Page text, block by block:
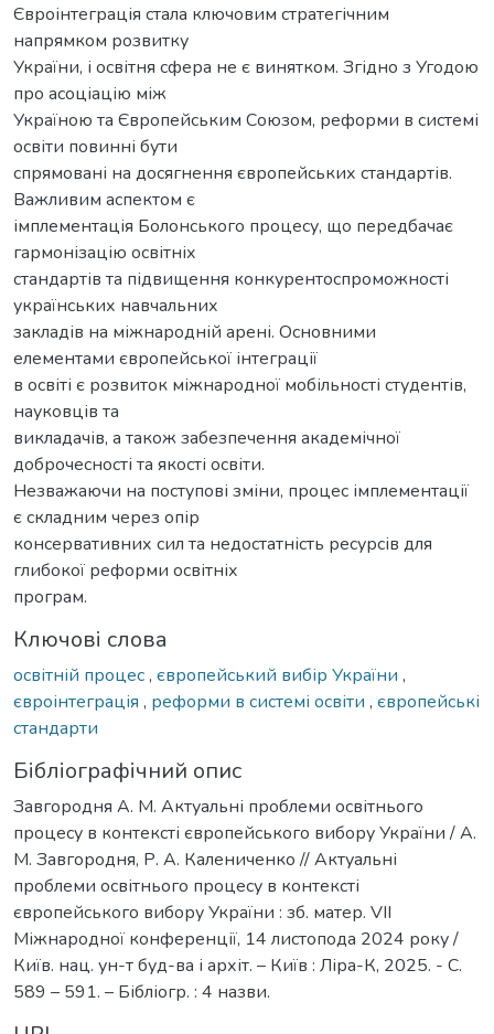
Євроінтеграція стала ключовим стратегічним
напрямком розвитку
України, і освітня сфера не є винятком. Згідно з Угодою
про асоціацію між
Україною та Європейським Союзом, реформи в системі
освіти повинні бути
спрямовані на досягнення європейських стандартів.
Важливим аспектом є
імплементація Болонського процесу, що передбачає
гармонізацію освітніх
стандартів та підвищення конкурентоспроможності
українських навчальних
закладів на міжнародній арені. Основними
елементами європейської інтеграції
в освіті є розвиток міжнародної мобільності студентів,
науковців та
викладачів, а також забезпечення академічної
доброчесності та якості освіти.
Незважаючи на поступові зміни, процес імплементації
є складним через опір
консервативних сил та недостатність ресурсів для
глибокої реформи освітніх
програм.
Ключові слова
освітній процес, європейський вибір України ,
євроінтеграція , реформи в системі освіти , європейські
стандарти
Бібліографічний опис
Завгородня А. М. Актуальні проблеми освітнього
процесу в контексті європейського вибору України / А.
М. Завгородня, Р. А. Калениченко // Актуальні
проблеми освітнього процесу в контексті
європейського вибору України : зб. матер. VІІ
Міжнародної конференції, 14 листопода 2024 року /
Київ. нац. ун-т буд-ва і архіт. – Київ : Ліра-К, 2025. - С.
589 – 591. – Бібліогр. : 4 назви.